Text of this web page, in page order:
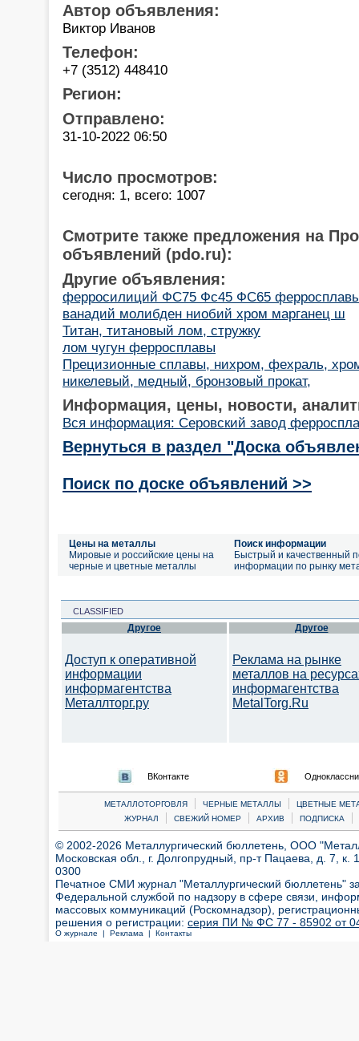
Автор объявления:
Виктор Иванов
Телефон:
+7 (3512) 448410
Регион:
Отправлено:
31-10-2022 06:50
Число просмотров:
сегодня: 1, всего: 1007
Смотрите также предложения на
объявлений (pdo.ru):
Другие объявления:
ферросилиций ФС75 Фс45 ФС65
ванадий молибден ниобий хром марганец ш
Титан, титановый лом, стружку
лом чугун ферросплавы
Прецизионные сплавы, нихром, фехраль,
никелевый, медный, бронзовый прокат,
Информация, цены, новости,
Вся информация: Серовский завод
Вернуться в раздел "Доска
Поиск по доске объявлений >>
Цены на металлы
Мировые и российские цены на
черные и цветные металлы
Поиск информации
Быстрый и качественный
информации по рынку
CLASSIFIED
Другое
Доступ к оперативной
информации
информагентства
Металлторг.ру
Другое
Реклама на рынке
металлов на
информагентства
MetalTorg.Ru
ВКонтакте
МЕТАЛЛОТОРГОВЛЯ | ЧЕРНЫЕ МЕТАЛЛЫ |
ЦВЕТНЫЕ
ЖУРНАЛ
| СВЕЖИЙ НОМЕР | АРХИВ | ПОДПИСКА |
© 2002-2026 Металлургический бюллетень, ООО
Московская обл., г. Долгопрудный, пр-т Пацаева, д. 7,
0300
Печатное СМИ журнал "Металлургический бюллетень"
Федеральной службой по надзору в сфере связи,
массовых коммуникаций (Роскомнадзор),
решения о регистрации: серия ПИ № ФС 77 - 85902 от 04
О журнале | Реклама | Контакты